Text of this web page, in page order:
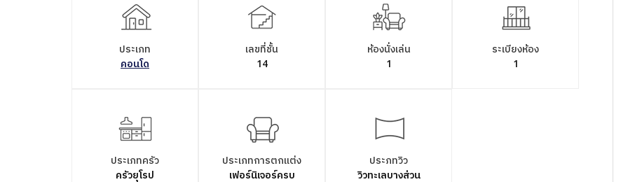
ประเภท
คอนโด
เลขที่ชั้น
14
ห้องนั่งเล่น
1
ระเบียงห้อง
1
ประเภทครัว
ครัวยุโรป
ประเภทการตกแต่ง
เฟอร์นิเจอร์ครบ
ประภทวิว
วิวทะเลบางส่วน